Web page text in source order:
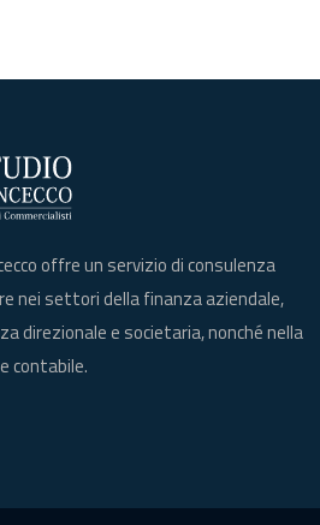
offre un servizio di consulenza
nei settori della finanza aziendale,
direzionale e societaria, nonché nella
contabile.